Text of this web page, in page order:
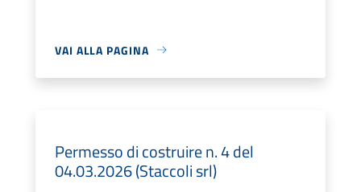
VAI ALLA PAGINA
Permesso di costruire n. 4 del
04.03.2026 (Staccoli srl)